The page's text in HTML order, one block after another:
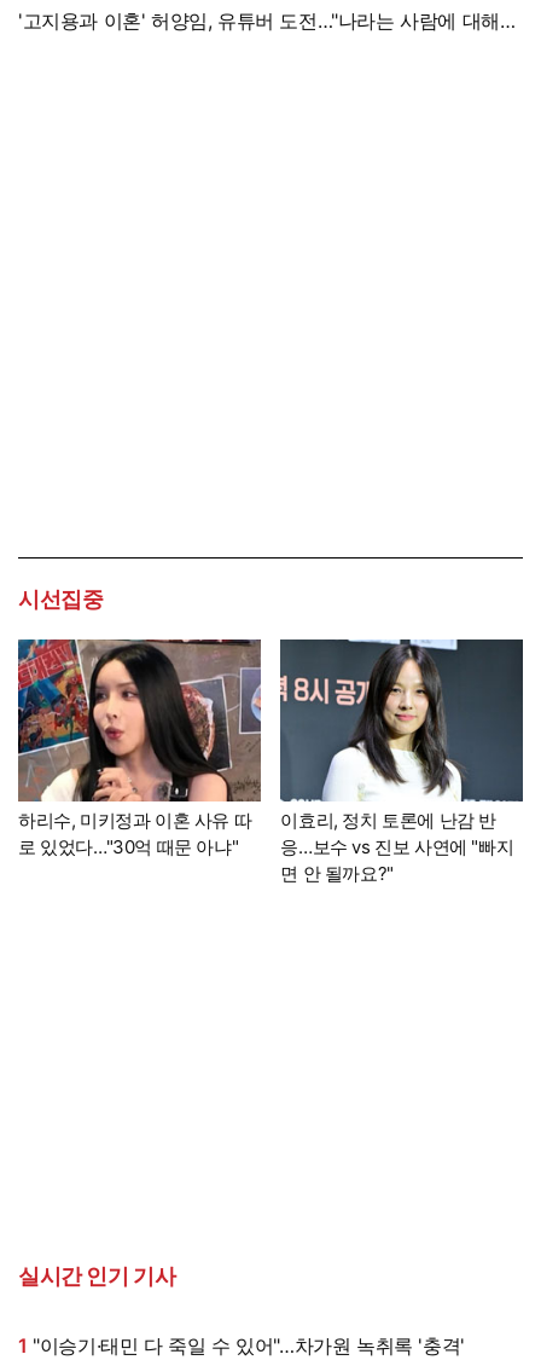
'고지용과 이혼' 허양임, 유튜버 도전…"나라는 사람에 대해
시선집중
하리수, 미키정과 이혼 사유 따
로 있었다…"30억 때문 아냐"
이효리, 정치 토론에 난감 반
응…보수 vs 진보 사연에 "빠지
면 안 될까요?"
실시간 인기 기사
1 "이승기·태민 다 죽일 수 있어"…차가원 녹취록 '충격'